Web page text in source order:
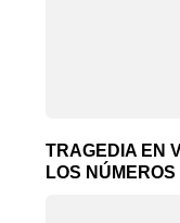
TRAGEDIA EN
LOS NÚMEROS